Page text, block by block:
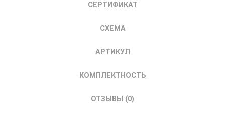
СЕРТИФИКАТ
СХЕМА
АРТИКУЛ
КОМПЛЕКТНОСТЬ
ОТЗЫВЫ (0)